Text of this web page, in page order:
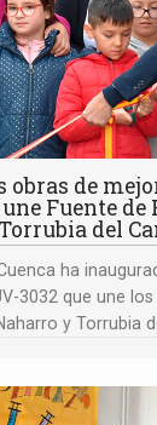
obras de
Fuente de
del
ha
3032 que une
y Torrubia